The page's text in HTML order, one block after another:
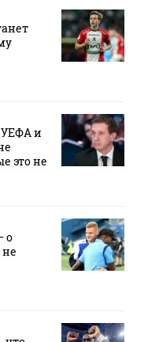
УЕФА и
это не
о
не